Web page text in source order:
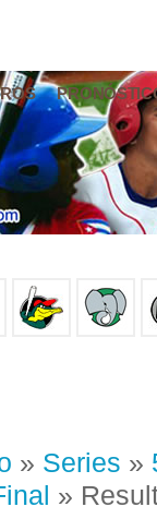
» Series »
»